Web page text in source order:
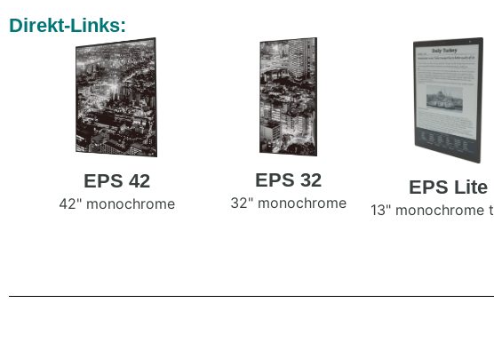
Direkt-Links:
EPS 42
42" monochrome
EPS 32
32" monochrome
EPS Lite
13" monochrome